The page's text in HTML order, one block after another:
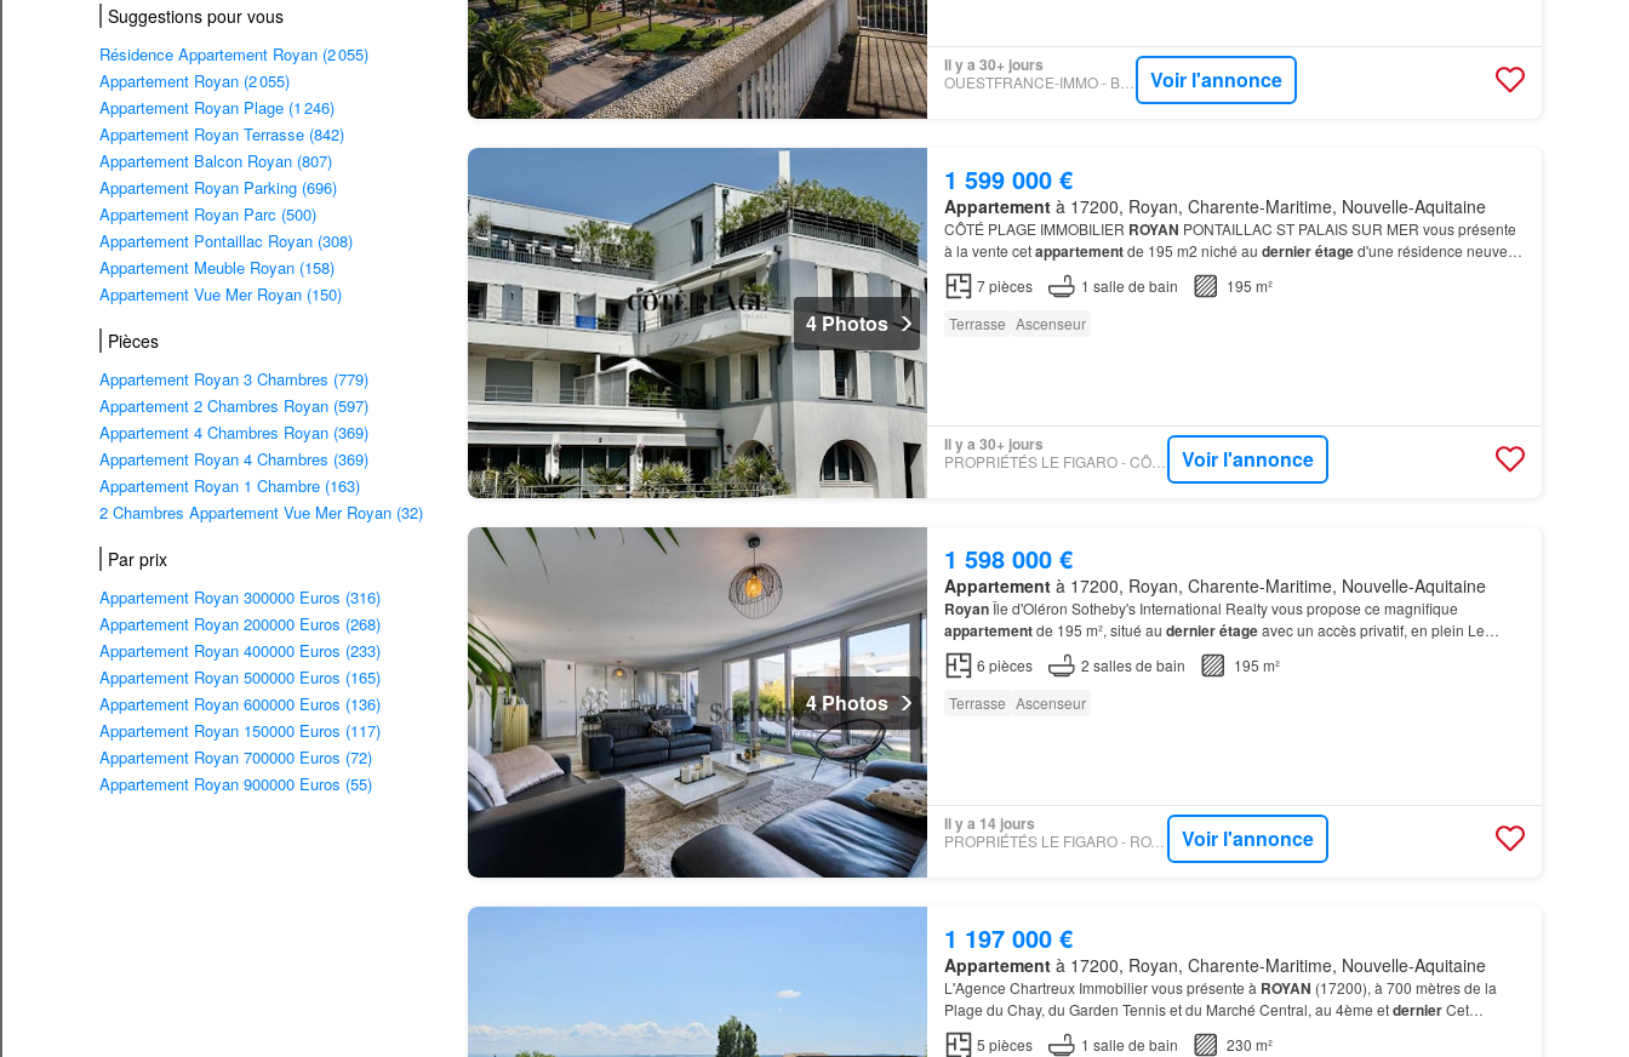
Suggestions pour vous
Résidence Appartement Royan (2 055)
Appartement Royan (2 055)
Appartement Royan Plage (1 246)
Appartement Royan Terrasse (842)
Appartement Balcon Royan (807)
Appartement Royan Parking (696)
Appartement Royan Parc (500)
Appartement Pontaillac Royan (308)
Appartement Meuble Royan (158)
Appartement Vue Mer Royan (150)
Pièces
Appartement Royan 3 Chambres (779)
Appartement 2 Chambres Royan (597)
Appartement 4 Chambres Royan (369)
Appartement Royan 4 Chambres (369)
Appartement Royan 1 Chambre (163)
2 Chambres Appartement Vue Mer Royan (32)
Par prix
Appartement Royan 300000 Euros (316)
Appartement Royan 200000 Euros (268)
Appartement Royan 400000 Euros (233)
Appartement Royan 500000 Euros (165)
Appartement Royan 600000 Euros (136)
Appartement Royan 150000 Euros (117)
Appartement Royan 700000 Euros (72)
Appartement Royan 900000 Euros (55)
Il y a 30+ jours
OUESTFRANCE-IMMO - BELLESPIERRES Voir l'annonce
4 Photos
1 599 000 €
Appartementà 17200, Royan, Charente-Maritime, Nouvelle-Aquitaine
CÔTÉ PLAGE IMMOBILIER ROYAN PONTAILLAC ST PALAIS SUR MER vous présente
à la vente cetappartementde 195 m2 niché au dernier étaged'une résidence neuve
sur de superbes
terrasses globalisant de 100 m2 de surface…
7pièces 1 salle de bain
195 m²
Terrasse Ascenseur
Il y a 30+ jours
PROPRIÉTÉS LE FIGARO - CÔTÉ PLAGE IMMOBILIER Voir l'annonce
4 Photos
1 598 000 €
Appartementà 17200, Royan, Charente-Maritime, Nouvelle-Aquitaine
RoyanÎle d'Oléron Sotheby's International Realty vous propose ce magnifique
appartementde 195 m², situé au dernier étageavec un accès privatif, en plein Le
salon, élégant et chaleureux, s'ouvre sur une superbe
6 pièces 2 salles de bain
195 m²
Terrasse Ascenseur
Il y a 14 jours
PROPRIÉTÉS LE FIGARO - ROYAN ILE D'OLÉRON SOTHEBY'S INTERNATIONAL REALTY Voir l'annonce
1 197 000 €
Appartementà 17200, Royan, Charente-Maritime, Nouvelle-Aquitaine
L'Agence Chartreux Immobilier vous présente à ROYAN (17200), à 700 mètres de la
Plage du Chay, du Garden Tennis et du Marché Central, au 4ème etdernierCet
appartement unique sur le Marché Royannais comprend un hall d'entrée…
5 pièces 1 salle de bain
230 m²